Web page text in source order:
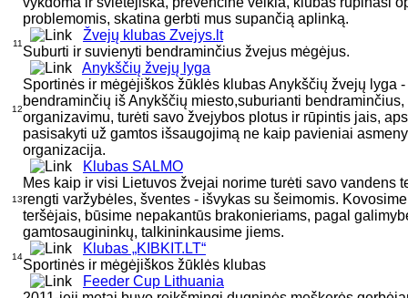
problemomis, skatina gerbti mus supančią aplinką.
11
Žvejų klubas Zvejys.lt
Suburti ir suvienyti bendraminčius žvejus mėgėjus.
12
Anykščių žvejų lyga
Sportinės ir mėgėjiškos žūklės klubas Anykščių žvejų lyga
bendraminčių iš Anykščių miesto,suburianti
organizavimu, turėti savo žvejybos plotus ir rūpintis jais,
pasisakyti už gamtos išsaugojimą ne kaip pavieniai
organizacija.
13
Klubas SALMO
Mes kaip ir visi Lietuvos žvejai norime turėti savo vandens
rengti varžybėles, šventes - išvykas su šeimomis.
teršėjais, būsime nepakantūs brakonieriams, pagal
gamtosaugininkų, talkininkausime jiems.
14
Klubas „KIBKIT.LT“
Sportinės ir mėgėjiškos žūklės klubas
Feeder Cup Lithuania